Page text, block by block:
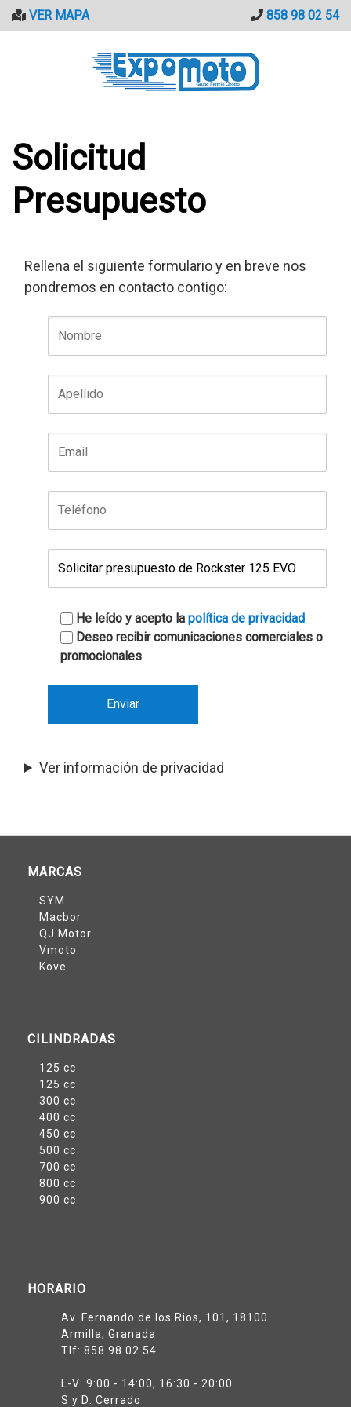
SaltarVER MAPA 858 98 02 54
Solicitud
Presupuesto
Rellena el siguiente formulario y en breve nos
pondremos en contacto contigo:
He leído y acepto la política de privacidad
Deseo recibir comunicaciones comerciales o
promocionales
Ver información de privacidad
MARCAS
SYM
Macbor
QJ Motor
Vmoto
Kove
CILINDRADAS
125 cc
125 cc
300 cc
400 cc
450 cc
500 cc
700 cc
800 cc
900 cc
HORARIO
Av. Fernando de los Rios, 101, 18100
Armilla, Granada
Tlf: 858 98 02 54
L-V: 9:00 - 14:00, 16:30 - 20:00
S y D: Cerrado